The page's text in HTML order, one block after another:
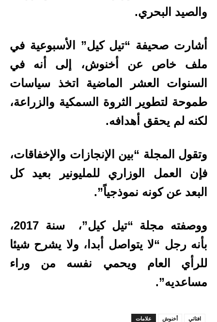
والصيد البحري.
أشارت صحيفة “تيل كيل” الأسبوعية في
ملف خاص عن أخنوش، إلى أنه في
السنوات العشر الماضية اتخذ سياسات
طموحة لتطوير الثروة السمكية والزراعة،
لكنه لم يحقق أهدافه.
وتقول المجلة “بين الإنجازات والإخفاقات،
فإن العمل الوزاري للمليونير بعيد كل
البعد عن كونه نموذجياً”.
ووصفته مجلة “تيل كيل”، سنة 2017،
بأنه رجل “لا يتواصل أبدا، ولا يشرح شيئا
للرأي العام ويحمي نفسه من وراء
مساعديه”.
علامات أخنوش افتاتي